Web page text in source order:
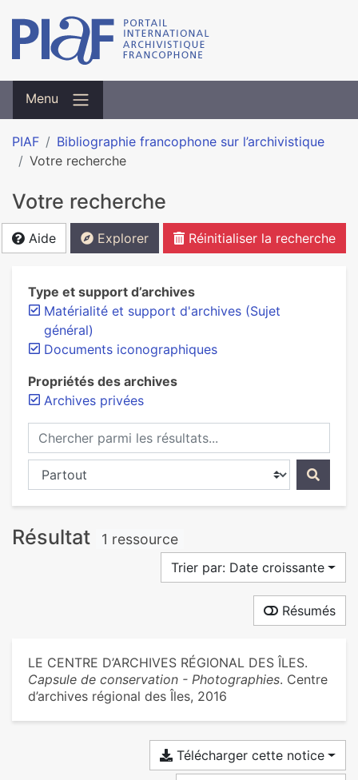
Menu
PIAF
Bibliographie francophone sur l’archivistique
Votre recherche
Votre recherche
Aide Explorer Réinitialiser la recherche
Type et support d’archives
Matérialité et support d'archives (Sujet
général)
Documents iconographiques
Propriétés des archives
Archives privées
Chercher parmi les résultats...
Chercher dans...
Résultat 1 ressource
Trier par: Date croissante
Résumés
LE CENTRE D’ARCHIVES RÉGIONAL DES ÎLES.
Capsule de conservation - Photographies. Centre
d’archives régional des Îles, 2016
Télécharger cette notice